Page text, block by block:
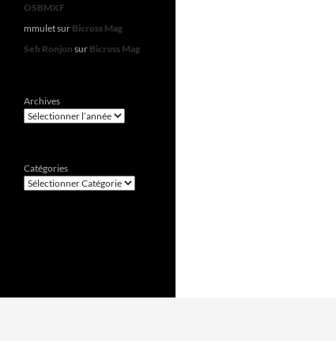
OSBMXF
mmuletsur Bicross Mag
Seb Ronjon sur Bicross Mag
Archives
Catégories